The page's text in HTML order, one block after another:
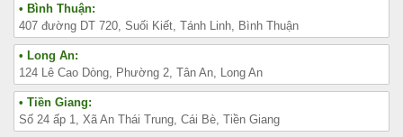
• Bình Thuận:
407 đường DT 720, Suối Kiết, Tánh Linh, Bình Thuận
• Long An:
124 Lê Cao Dòng, Phường 2, Tân An, Long An
• Tiền Giang:
Số 24 ấp 1, Xã An Thái Trung, Cái Bè, Tiền Giang